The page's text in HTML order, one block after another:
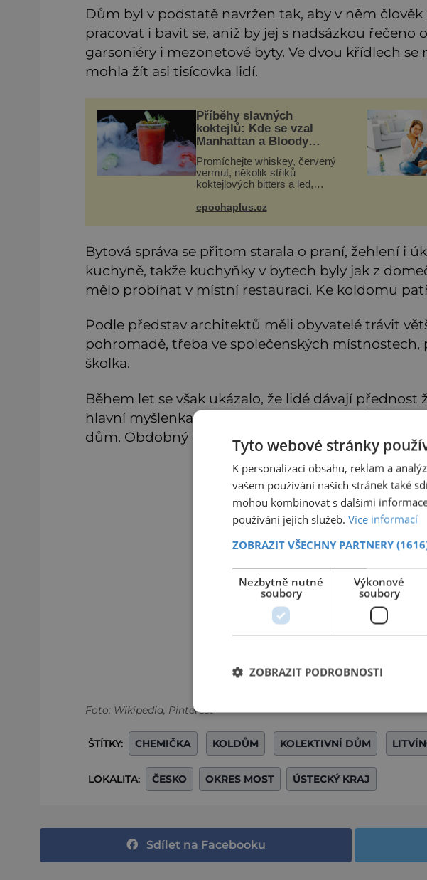
Dům byl v podstatě navržen tak, aby v něm
pracovat i bavit se, aniž by jej s nadsázkou řečeno
garsoniéry i mezonetové byty. Ve dvou křídlech se
mohla žít asi tisícovka lidí.
Příběhy slavných
koktejlů: Kde se vzal
Manhattan a Bloody
Mary?
Promíchejte whiskey, červený
vermut, několik střiků
koktejlových bitters a led,
třešinkou a tadá… Manhattan je
on, dejte si pozor, ať místo
epochaplus.cz
Bytová správa se přitom starala o praní, žehlení i
kuchyně, takže kuchyňky v bytech byly jak z
mělo probíhat v místní restauraci. Ke koldomu
Podle představ architektů měli obyvatelé trávit
pohromadě, třeba ve společenských
školka.
Během let se však ukázalo, že lidé dávají
hlavní myšlenka Kolektivního domu se vytratila.
dům. Obdobný dům byl postaven i v Olomouci.
Foto: Wikipedia, Pinterest
ŠTÍTKY: CHEMIČKA KOLDŮM KOLEKTIVNÍ DŮM
LOKALITA: ČESKO OKRES MOST ÚSTECKÝ KRAJ
Sdílet na Facebooku
Tyto webové stránky
K personalizaci obsahu, reklam a
vašem používání našich stránek také
mohou kombinovat s dalšími
používání jejich služeb. Více informací
ZOBRAZIT VŠECHNY PARTNERY
Nezbytně nutné
soubory
Výkonové
soubory
ZOBRAZIT PODROBNOSTI